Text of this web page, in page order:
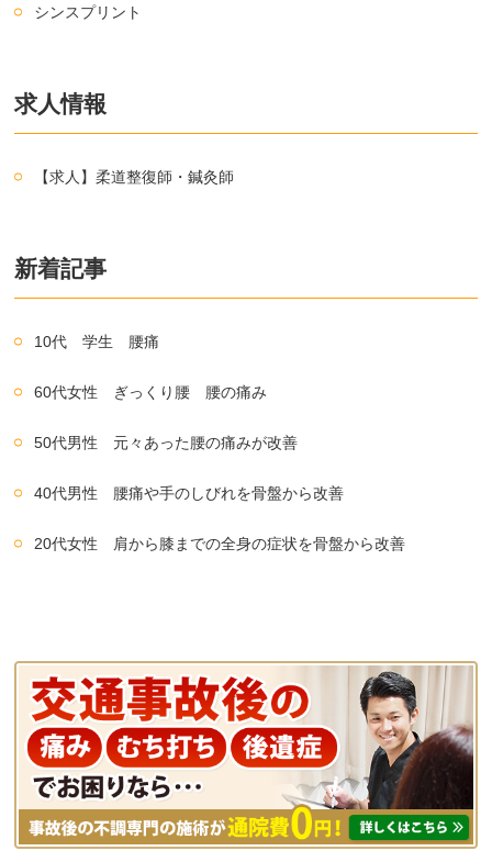
シンスプリント
求人情報
【求人】柔道整復師・鍼灸師
新着記事
10代 学生 腰痛
60代女性 ぎっくり腰 腰の痛み
50代男性 元々あった腰の痛みが改善
40代男性 腰痛や手のしびれを骨盤から改善
20代女性 肩から膝までの全身の症状を骨盤から改善